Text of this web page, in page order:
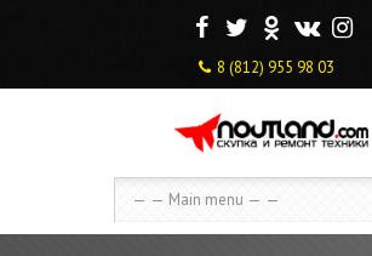
F T O V I
8 (812) 955 98 03